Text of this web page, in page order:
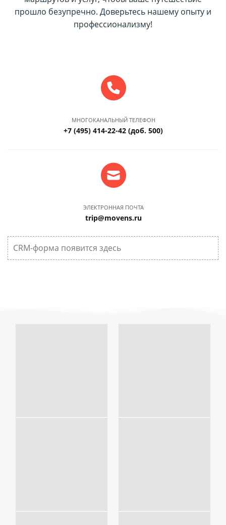
CRM-форма появится здесь
прошло безупречно. Доверьтесь нашему опыту и
профессионализму!
МНОГОКАНАЛЬНЫЙ ТЕЛЕФОН
+7 (495) 414-22-42 (доб. 500)
ЭЛЕКТРОННАЯ ПОЧТА
trip@movens.ru